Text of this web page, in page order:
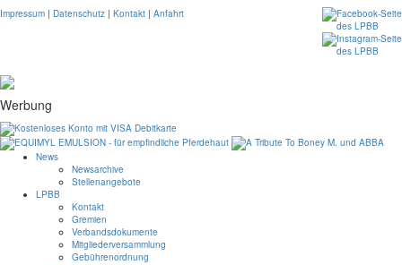
Impressum | Datenschutz | Kontakt | Anfahrt
Werbung
News
Newsarchive
Stellenangebote
LPBB
Kontakt
Gremien
Verbandsdokumente
Mitgliederversammlung
Gebührenordnung